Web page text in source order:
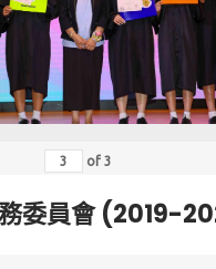
of3
委員會 (2019-